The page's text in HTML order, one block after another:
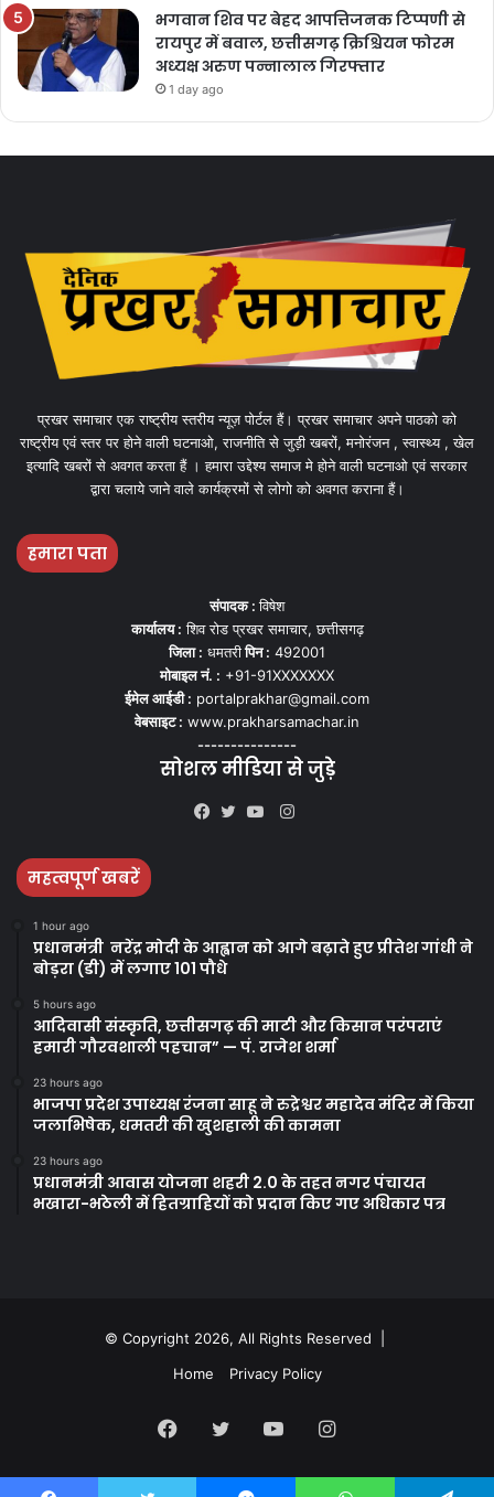
भगवान शिव पर बेहद आपत्तिजनक टिप्पणी से
रायपुर में बवाल, छत्तीसगढ़ क्रिश्चियन फोरम
अध्यक्ष अरुण पन्नालाल गिरफ्तार
1 day ago
प्रखर समाचार एक राष्ट्रीय स्तरीय न्यूज़ पोर्टल हैं। प्रखर समाचार अपने पाठको को
राष्ट्रीय एवं स्तर पर होने वाली घटनाओ, राजनीति से जुड़ी खबरों, मनोरंजन , स्वास्थ्य , खेल
इत्यादि खबरों से अवगत करता हैं । हमारा उद्देश्य समाज मे होने वाली घटनाओ एवं सरकार
द्वारा चलाये जाने वाले कार्यक्रमों से लोगो को अवगत कराना हैं।
हमारा पता
संपादक :विषेश
कार्यालय : शिव रोड प्रखर समाचार, छत्तीसगढ़
जिला : धमतरीपिन : 492001
मोबाइल नं. : +91-91XXXXXXX
ईमेल आईडी : portalprakhar@gmail.com
वेबसाइट : www.prakharsamachar.in
---------------
सोशल मीडिया से जुड़े
Instagram
महत्वपूर्ण खबरें
1 hour ago
प्रधानमंत्री नरेंद्र मोदी के आह्वान को आगे बढ़ाते हुए प्रीतेश गांधी ने
बोड़रा (डी) में लगाए 101 पौधे
5 hours ago
आदिवासी संस्कृति, छत्तीसगढ़ की माटी और किसान परंपराएं
हमारी गौरवशाली पहचान” — पं. राजेश शर्मा
23 hours ago
भाजपा प्रदेश उपाध्यक्ष रंजना साहू ने रुद्रेश्वर महादेव मंदिर में किया
जलाभिषेक, धमतरी की खुशहाली की कामना
23 hours ago
प्रधानमंत्री आवास योजना शहरी 2.0 के तहत नगर पंचायत
भखारा-भठेली में हितग्राहियों को प्रदान किए गए अधिकार पत्र
© Copyright 2026, All Rights Reserved |
Home
Privacy Policy
Facebook
TwitterYouTubeInstagram